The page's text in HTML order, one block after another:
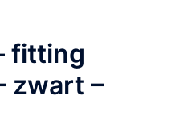
fitting
zwart –